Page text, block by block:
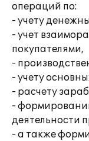
операций по:
- учету
- учет
покупателями,
-
- учету
- расчету
-
деятельности
- а также